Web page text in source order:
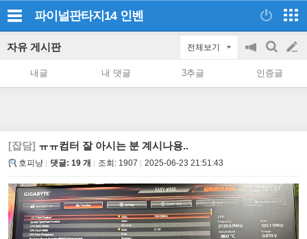
파이널판타지14 인벤
자유 게시판 전체보기
공
on/off
검
색
글
쓰
내글 내 댓글 3추글 인증글
[잡담] ㅠㅠ컴터 잘 아시는 분 계시나용..
호피냥 댓글: 19 개 조회: 1907 2025-06-23 21:51:43